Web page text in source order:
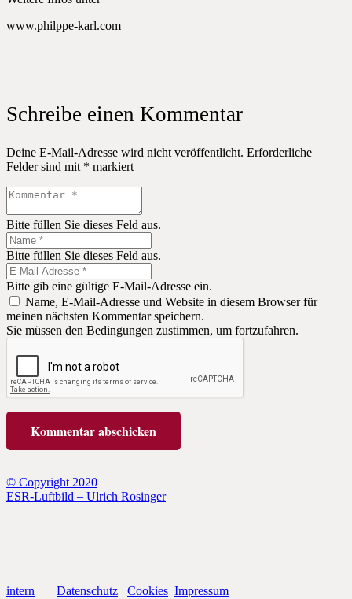
www.philppe-karl.com
Schreibe einen Kommentar
Deine E-Mail-Adresse wird nicht veröffentlicht. Erforderliche
Felder sind mit * markiert
Bitte füllen Sie dieses Feld aus.
Bitte füllen Sie dieses Feld aus.
Bitte gib eine gültige E-Mail-Adresse ein.
Name, E-Mail-Adresse und Website in diesem Browser für
meinen nächsten Kommentar speichern.
Sie müssen den Bedingungen zustimmen, um fortzufahren.
Kommentar abschicken
© Copyright 2020
ESR-Luftbild – Ulrich Rosinger
intern Datenschutz Cookies Impressum